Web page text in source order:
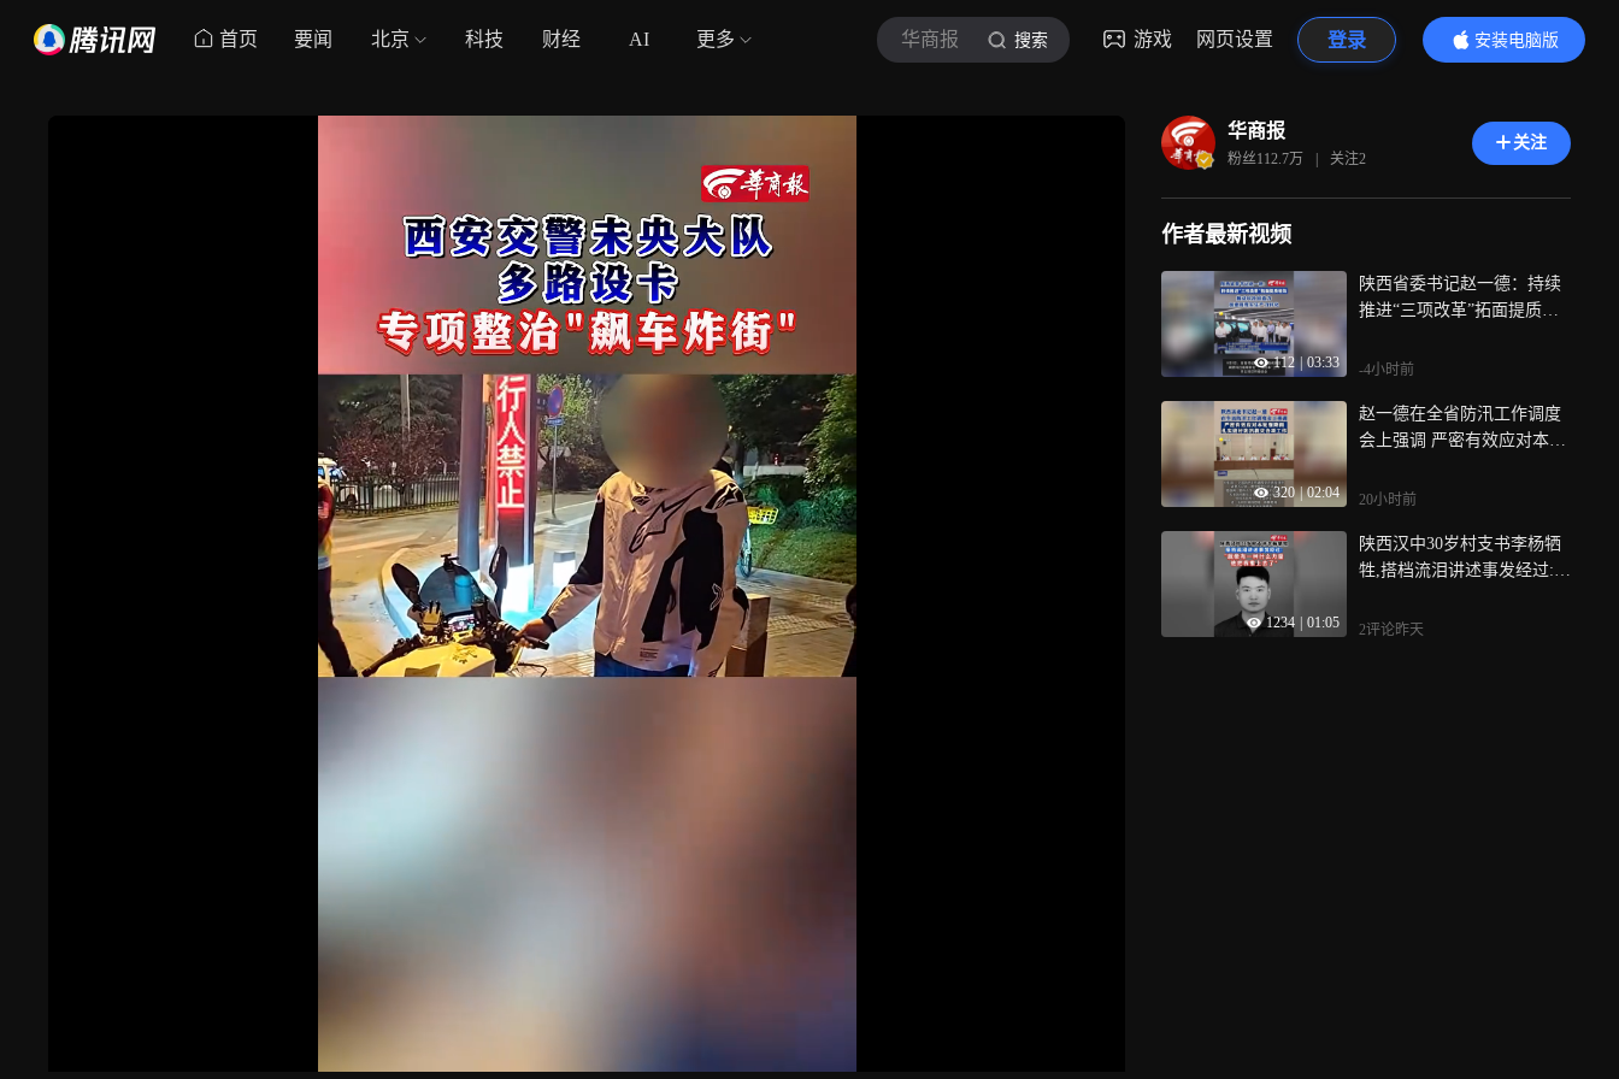
首页 要闻 北京 科技 财经 AI 更多 华商报 搜索 游戏 网页设置 登录
安装电脑版
内容更精彩
华商报
粉丝112.7万 | 关注2
关注
作者最新视频
112 03:33
陕西省委书记赵一德：持续
推进“三项改革”拓面提质增
实生产力转化
-4小时前
320 | 02:04
赵一德在全省防汛工作调度
会上强调 严密有效应对本轮
项工作
20小时前
1234 01:05
陕西汉中30岁村支书李杨牺
牲,搭档流泪讲述事发经过:
我推上去了”
2评论昨天